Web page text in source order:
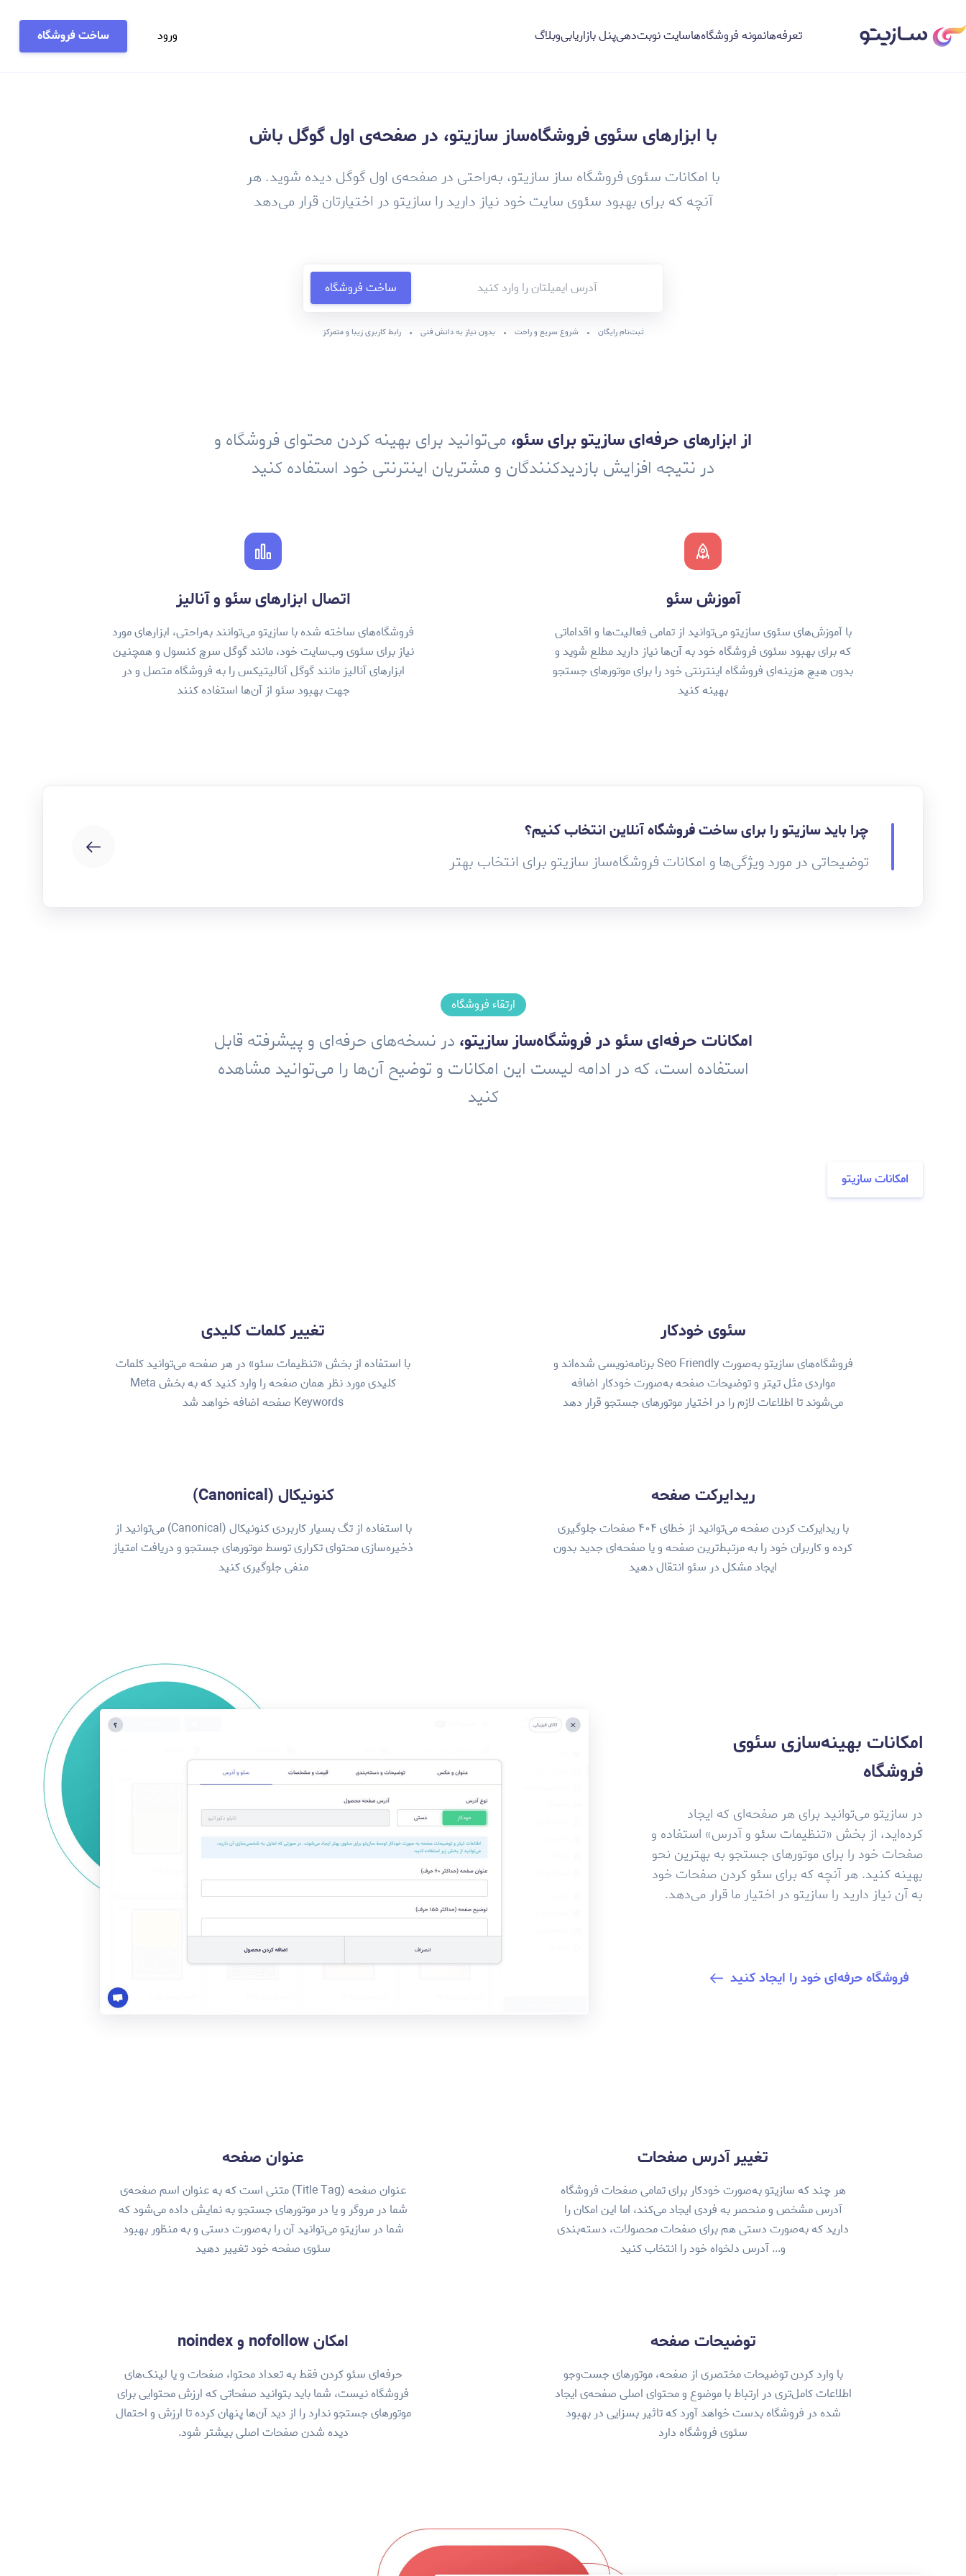
تعرفه‌هانمونه فروشگاه‌هاسایت نوبت‌دهیپنل بازاریابیوبلاگ ورود ساخت فروشگاه
با ابزارهای سئوی فروشگاه‌ساز سازیتو، در صفحه‌ی اول گوگل باش
با امکانات سئوی فروشگاه‌‌ ساز سازیتو، به‌راحتی در صفحه‌ی اول گوگل دیده شوید. هر
‌آنچه که برای بهبود سئوی سایت خود نیاز دارید را سازیتو در اختیارتان قرار می‌دهد
ساخت فروشگاه
ثبت‌نام رایگان شروع سریع و راحت بدون نیاز به دانش فنی رابط کاربری زیبا و متمرکز
از ابزارهای حرفه‌ای سازیتو برای سئو، می‌توانید برای بهینه کردن محتوای فروشگاه و
در نتیجه افزایش بازدیدکنندگان و مشتریان اینترنتی خود استفاده کنید
آموزش سئو
با آموزش‌های سئوی سازیتو می‌توانید از تمامی فعالیت‌ها و اقداماتی
که برای بهبود سئوی فروشگاه خود به آن‌ها نیاز دارید مطلع شوید و
بدون هیچ هزینه‌ای فروشگاه اینترنتی خود را برای موتورهای جستجو
بهینه کنید
اتصال ابزارهای سئو و آنالیز
فروشگاه‌های ساخته شده با سازیتو می‌توانند به‌راحتی، ابزارهای مورد
نیاز برای سئوی وب‌سایت خود، مانند گوگل سرچ کنسول و همچنین
ابزارهای آنالیز مانند گوگل آنالیتیکس را به فروشگاه متصل و در
جهت بهبود سئو از آن‌ها استفاده کنند
چرا باید سازیتو را برای ساخت فروشگاه آنلاین انتخاب کنیم؟
توضیحاتی در مورد ویژگی‌ها و امکانات فروشگاه‌ساز سازیتو برای انتخاب بهتر
ارتقاء فروشگاه
امکانات حرفه‌ای سئو در فروشگاه‌ساز سازیتو، در نسخه‌های حرفه‌ای و پیشرفته قابل
استفاده است، که در ادامه لیست این امکانات و توضیح آن‌ها را می‌توانید مشاهده
کنید
امکانات سازیتو
سئوی خودکار
فروشگاه‌های سازیتو به‌صورت Seo Friendly برنامه‌نویسی شده‌اند و
مواردی مثل تیتر و توضیحات صفحه به‌صورت خودکار اضافه
می‌شوند تا اطلاعات لازم را در اختیار موتورهای جستجو قرار دهد
تغییر کلمات کلیدی
با استفاده از بخش «تنظیمات سئو» در هر صفحه می‌توانید کلمات
کلیدی مورد نظر همان صفحه را وارد کنید که به بخش Meta
Keywords صفحه اضافه خواهد شد
ریدایرکت صفحه
با ریدایرکت کردن صفحه می‌توانید از خطای ۴۰۴ صفحات جلوگیری
کرده و کاربران خود را به مرتبط‌‌ترین صفحه و یا صفحه‌ای جدید بدون
ایجاد مشکل در سئو انتقال دهید
کنونیکال (Canonical)
با استفاده از تگ بسیار کاربردی کنونیکال (Canonical) می‌توانید از
ذخیره‌سازی محتوای تکراری توسط موتورهای جستجو و دریافت امتیاز
منفی جلوگیری کنید
امکانات بهینه‌سازی سئوی
فروشگاه
در سازیتو می‌توانید برای هر صفحه‌ای که ایجاد
کرده‌اید، از بخش «تنظیمات سئو و آدرس» استفاده و
صفحات خود را برای موتورهای جستجو به بهترین نحو
بهینه کنید. هر آنچه که برای سئو کردن صفحات خود
به آن نیاز دارید را سازیتو در اختیار ما قرار می‌دهد.
فروشگاه حرفه‌ای خود را ایجاد کنید
تغییر آدرس صفحات
هر چند که سازیتو به‌صورت خودکار برای تمامی صفحات فروشگاه
آدرس مشخص و منحصر به فردی ایجاد می‌کند، اما این امکان را
دارید که به‌صورت دستی هم برای صفحات محصولات، دسته‌‌بندی
و... آدرس دلخواه خود را انتخاب کنید
عنوان صفحه
عنوان صفحه (Title Tag) متنی است که به عنوان اسم صفحه‌ی
شما در مروگر و یا در موتورهای جستجو به نمایش داده می‌شود که
شما در سازیتو می‌توانید آن را به‌صورت دستی و به منظور بهبود
سئوی صفحه خود تغییر دهید
توضیحات صفحه
با وارد کردن توضیحات مختصری از صفحه، موتورهای جست‌وجو
اطلاعات کامل‌تری در ارتباط با موضوع و محتوای اصلی صفحه‌ی ایجاد
شده در فروشگاه بدست خواهد آورد که تاثیر بسزایی در بهبود
سئوی فروشگاه دارد
امکان nofollow و noindex
حرفه‌ای سئو کردن فقط به تعداد محتوا، صفحات و یا لینک‌های
فروشگاه نیست، شما باید بتوانید صفحاتی که ارزش محتوایی برای
موتورهای جستجو ندارد را از دید آن‌ها پنهان کرده تا ارزش و احتمال
دیده شدن صفحات اصلی بیشتر شود.